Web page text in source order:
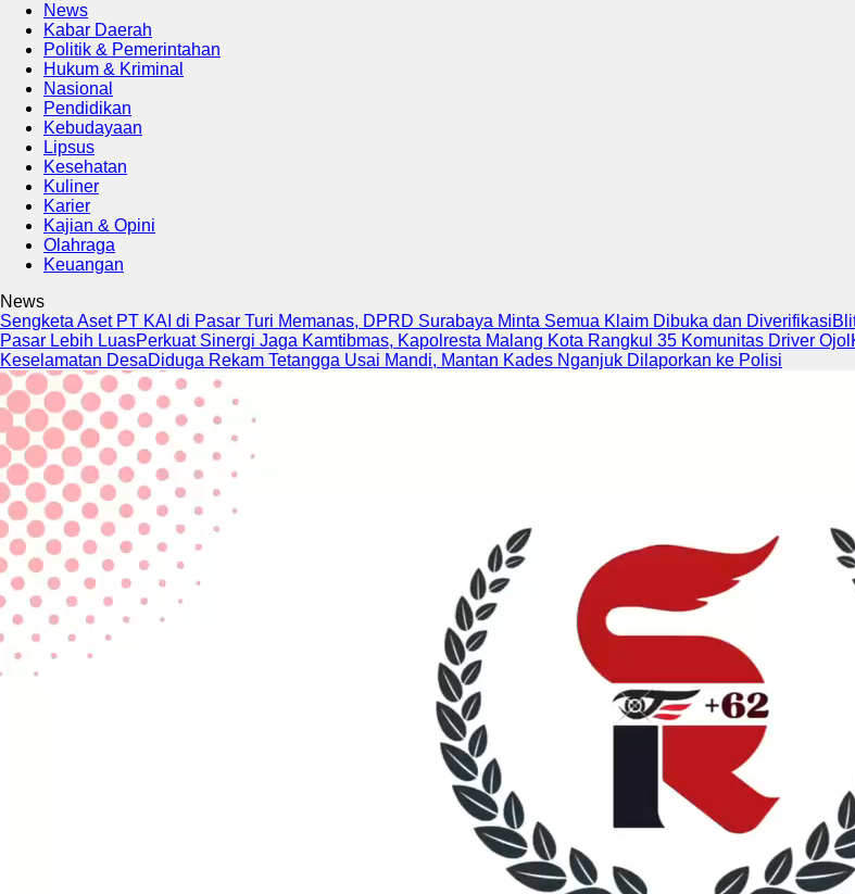
News
Kabar Daerah
Politik & Pemerintahan
Hukum & Kriminal
Nasional
Pendidikan
Kebudayaan
Lipsus
Kesehatan
Kuliner
Karier
Kajian & Opini
Olahraga
Keuangan
News
Sengketa Aset PT KAI di Pasar Turi Memanas, DPRD Surabaya Minta Semua Klaim Dibuka dan Diverifikasi
Pasar Lebih LuasPerkuat Sinergi Jaga Kamtibmas, Kapolresta Malang Kota Rangkul 35 Komunitas Driver Ojol
Keselamatan DesaDiduga Rekam Tetangga Usai Mandi, Mantan Kades Nganjuk Dilaporkan ke Polisi